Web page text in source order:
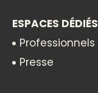
ESPACES DÉDIÉS
Professionnels
Presse